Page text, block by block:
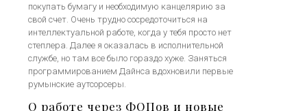
покупать бумагу и необходимую канцелярию за
свой счет. Очень трудно сосредоточиться на
интеллектуальной работе, когда у тебя просто нет
степлера. Далее я оказалась в исполнительной
службе, но там все было гораздо хуже. Заняться
программированием Дайнса вдохновили первые
румынские аутсорсеры.
О работе через ФОПов и новые